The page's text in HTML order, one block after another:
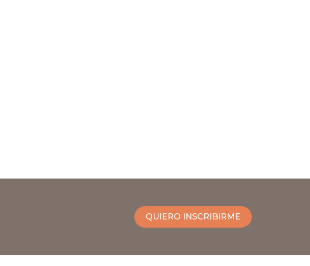
QUIERO INSCRIBIRME